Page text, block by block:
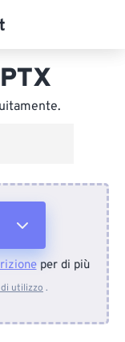
per di più
utilizzo .